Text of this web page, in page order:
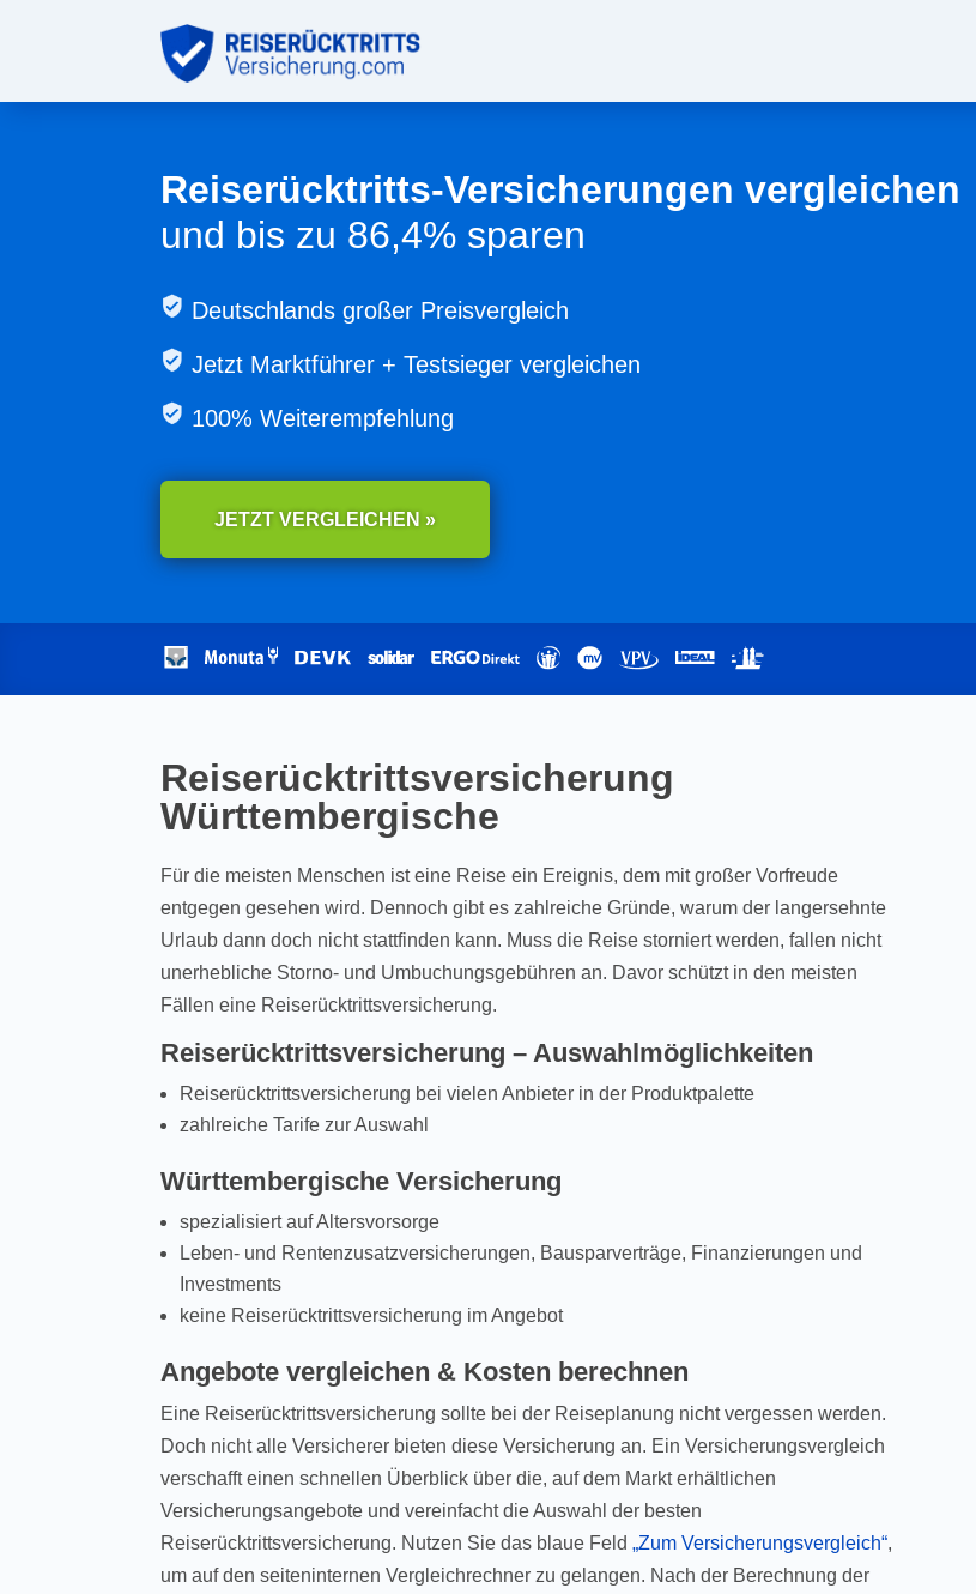
Reiserücktritts-Versicherungen vergleichen
und bis zu 86,4% sparen
Deutschlands großer Preisvergleich
Jetzt Marktführer + Testsieger vergleichen
100% Weiterempfehlung
JETZT VERGLEICHEN »
Reiserücktrittsversicherung
Württembergische
Für die meisten Menschen ist eine Reise ein Ereignis, dem mit großer Vorfreude
entgegen gesehen wird. Dennoch gibt es zahlreiche Gründe, warum der langersehnte
Urlaub dann doch nicht stattfinden kann. Muss die Reise storniert werden, fallen nicht
unerhebliche Storno- und Umbuchungsgebühren an. Davor schützt in den meisten
Fällen eine Reiserücktrittsversicherung.
Reiserücktrittsversicherung – Auswahlmöglichkeiten
Reiserücktrittsversicherung bei vielen Anbieter in der Produktpalette
zahlreiche Tarife zur Auswahl
Württembergische Versicherung
spezialisiert auf Altersvorsorge
Leben- und Rentenzusatzversicherungen, Bausparverträge, Finanzierungen und
Investments
keine Reiserücktrittsversicherung im Angebot
Angebote vergleichen & Kosten berechnen
Eine Reiserücktrittsversicherung sollte bei der Reiseplanung nicht vergessen werden.
Doch nicht alle Versicherer bieten diese Versicherung an. Ein Versicherungsvergleich
verschafft einen schnellen Überblick über die, auf dem Markt erhältlichen
Versicherungsangebote und vereinfacht die Auswahl der besten
Reiserücktrittsversicherung. Nutzen Sie das blaue Feld„Zum Versicherungsvergleich“,
um auf den seiteninternen Vergleichrechner zu gelangen. Nach der Berechnung der